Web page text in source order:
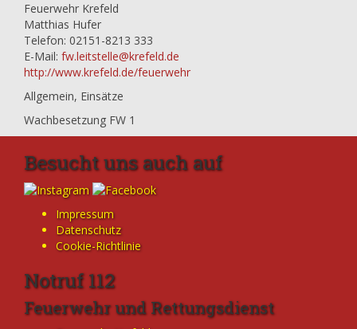
Feuerwehr Krefeld
Matthias Hufer
Telefon: 02151-8213 333
E-Mail: fw.leitstelle@krefeld.de
http://www.krefeld.de/feuerwehr
Allgemein, Einsätze
Wachbesetzung FW 1
Besucht uns auch auf
Impressum
Datenschutz
Cookie-Richtlinie
Notruf 112
Feuerwehr und Rettungsdienst